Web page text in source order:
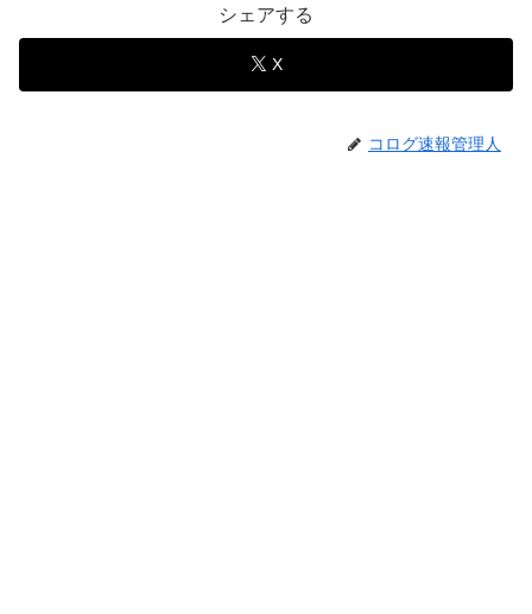
シェアする
X
コログ速報管理人